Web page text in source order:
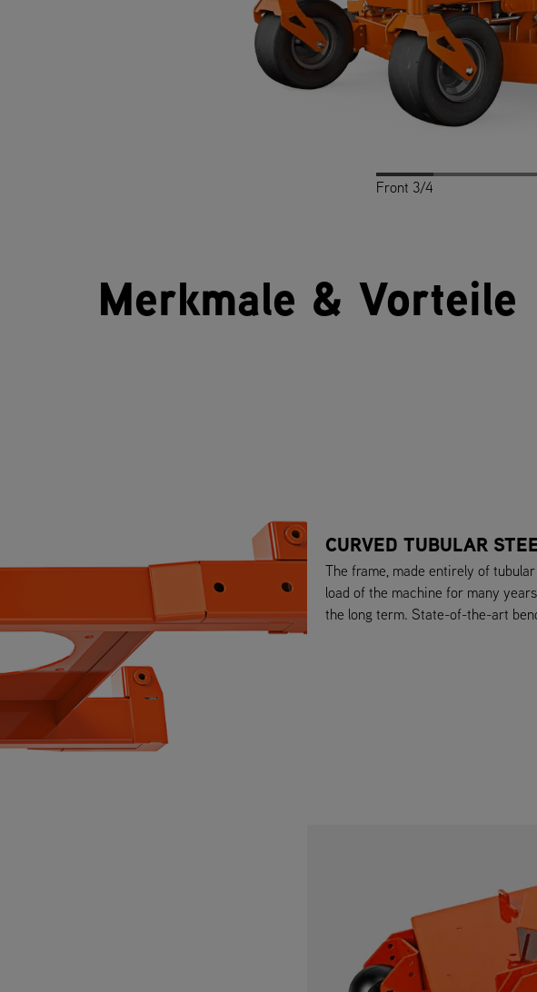
Front 3/4
Merkmale & Vorteile
CURVED TUBULAR
The frame, made entirely of
load of the machine for many
the long term. State-of-the-art